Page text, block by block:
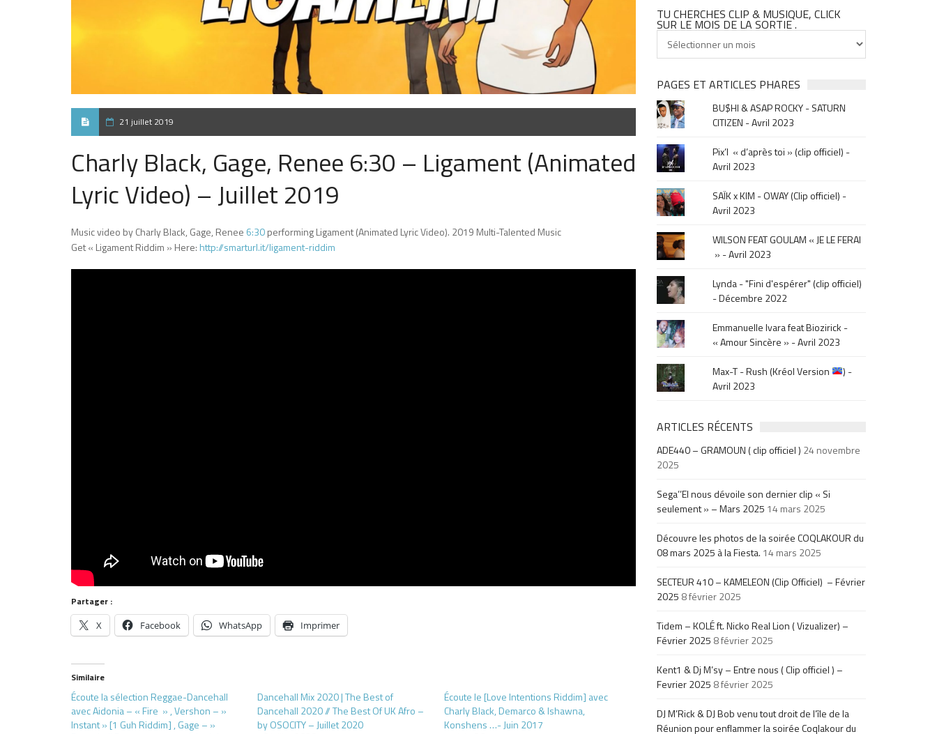
21 juillet 2019
Charly Black, Gage, Renee 6:30 – Ligament (Animated
Lyric Video) – Juillet 2019
Music video by Charly Black, Gage, Renee 6:30performing Ligament (Animated Lyric Video). 2019 Multi-Talented Music
Get « Ligament Riddim » Here: http://smarturl.it/ligament-riddim
Partager :
X Facebook WhatsApp Imprimer
Similaire
Écoute la sélection Reggae-Dancehall
avec Aidonia – « Fire » , Vershon – »
Instant » [1 Guh Riddim] , Gage – »
Dancehall Mix 2020 | The Best of
Dancehall 2020 // The Best Of UK Afro –
by OSOCITY – Juillet 2020
Écoute le [Love Intentions Riddim] avec
Charly Black, Demarco & Ishawna,
Konshens …- Juin 2017
TU CHERCHES CLIP & MUSIQUE, CLICK
SUR LE MOIS DE LA SORTIE .
cherches
&
musique,
click
sur
le
mois
de
la
sortie
.
PAGES ET ARTICLES PHARES
BU$HI & ASAP ROCKY - SATURN
CITIZEN - Avril 2023
Pix’l « d’après toi » (clip officiel) -
Avril 2023
SAÏK x KIM - OWAY (Clip officiel) -
Avril 2023
WILSON FEAT GOULAM « JE LE FERAI
» - Avril 2023
Lynda - "Fini d'espérer" (clip officiel)
- Décembre 2022
Emmanuelle Ivara feat Biozirick -
« Amour Sincère » - Avril 2023
Max-T - Rush (Kréol Version
) -
Avril 2023
ARTICLES RÉCENTS
ADE440 – GRAMOUN ( clip officiel ) 24 novembre
2025
Sega’’El nous dévoile son dernier clip « Si
seulement » – Mars 2025 14 mars 2025
Découvre les photos de la soirée COQLAKOUR du
08 mars 2025 à la Fiesta. 14 mars 2025
SECTEUR 410 – KAMELEON (Clip Officiel) – Février
2025 8 février 2025
Tidem – KOLÉ ft. Nicko Real Lion ( Vizualizer) –
Février 2025 8 février 2025
Kent1 & Dj M’sy – Entre nous ( Clip officiel ) –
Fevrier 2025 8 février 2025
DJ M’Rick & DJ Bob venu tout droit de l’île de la
Réunion pour enflammer la soirée Coqlakour du